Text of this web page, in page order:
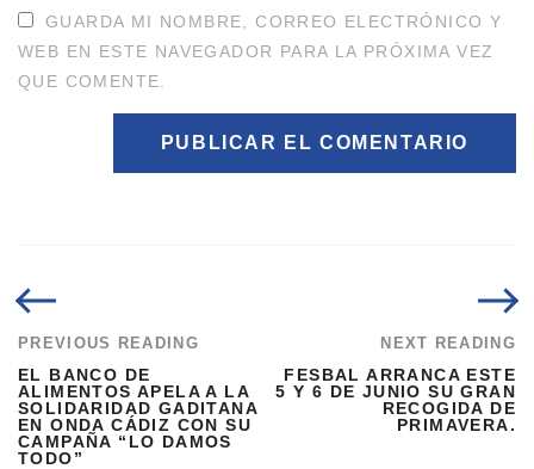
GUARDA MI NOMBRE, CORREO ELECTRÓNICO Y
WEB EN ESTE NAVEGADOR PARA LA PRÓXIMA VEZ
QUE COMENTE.
PREVIOUS READING
EL BANCO DE
ALIMENTOS APELA A LA
SOLIDARIDAD GADITANA
EN ONDA CÁDIZ CON SU
CAMPAÑA “LO DAMOS
TODO”
NEXT READING
FESBAL ARRANCA ESTE
5 Y 6 DE JUNIO SU GRAN
RECOGIDA DE
PRIMAVERA.